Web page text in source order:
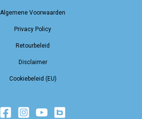
Algemene Voorwaarden
Privacy Policy
Retourbeleid
Disclaimer
Cookiebeleid (EU)